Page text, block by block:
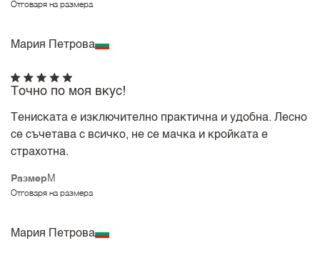
Отговаря на размера
Мария Петрова
Размер M
Отговаря на размера
Точно по моя вкус!
Тениската е изключително практична и удобна. Лесно
се съчетава с всичко, не се мачка и кройката е
страхотна.
Мария Петрова